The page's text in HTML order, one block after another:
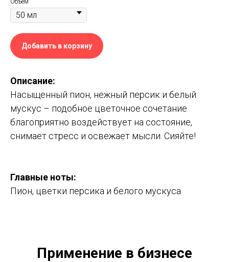
Объём
Добавить в корзину
Описание:
Насыщенный пион, нежный персик и белый
мускус – подобное цветочное сочетание
благоприятно воздействует на состояние,
снимает стресс и освежает мысли. Сияйте!
Главные ноты:
Пион, цветки персика и белого мускуса
Применение в бизнесе